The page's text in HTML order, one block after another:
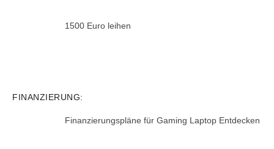
1500 Euro leihen
FINANZIERUNG:
Finanzierungspläne für Gaming Laptop Entdecken